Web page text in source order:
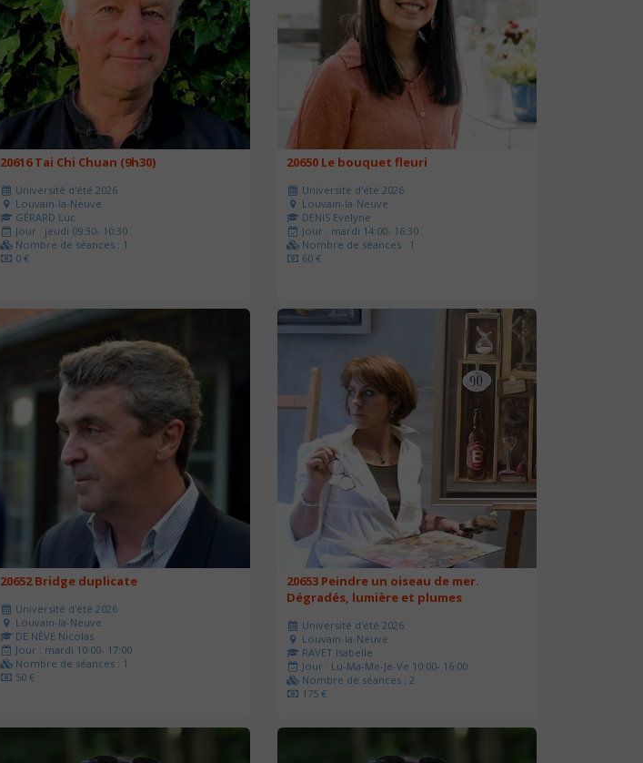
20616 Tai Chi Chuan (9h30)
Université d'été 2026
Louvain-la-Neuve
GÉRARD Luc
Jour : jeudi 09:30- 10:30
Nombre de séances : 1
0 €
20650 Le bouquet fleuri
Université d'été 2026
Louvain-la-Neuve
DENIS Evelyne
Jour : mardi 14:00- 16:30
Nombre de séances : 1
60 €
20652 Bridge duplicate
Université d'été 2026
Louvain-la-Neuve
DE NÈVE Nicolas
Jour : mardi 10:00- 17:00
Nombre de séances : 1
50 €
20653 Peindre un oiseau de mer.
Dégradés, lumière et plumes
Université d'été 2026
Louvain-la-Neuve
RAVET Isabelle
Jour : Lu-Ma-Me-Je-Ve 10:00- 16:00
Nombre de séances : 2
175 €